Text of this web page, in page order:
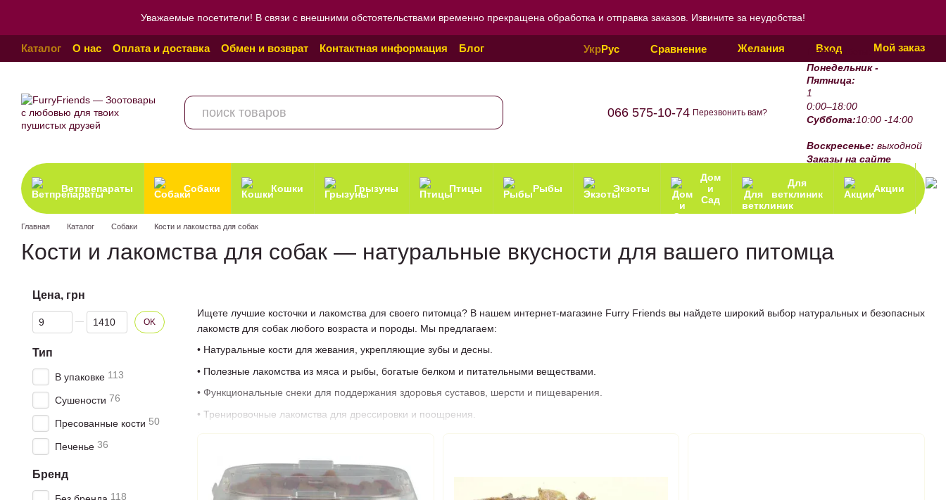
Уважаемые посетители! В связи с внешними обстоятельствами временно прекращена обработка и отправка заказов. Извините за неудобства!
Каталог О нас Оплата и доставка Обмен и возврат Контактная информация
Блог
Пользовательское соглашение
Отзывы о магазине Политика конфиденциальности
УкрРус Сравнение Желания Вход Мой заказ
066 575-10-74 Перезвонить вам?
График работы:
Понедельник -
Пятница:
1
0:00–18:00
Суббота:10:00 -14:00
Воскресенье: выходной
Заказы на сайте
Ветпрепараты
Собаки Кошки Грызуны Птицы Рыбы Экзоты
Дом
и
Сад
Для
ветклиник
Акции
Главная Каталог Собаки Кости и лакомства для собак
Кости и лакомства для собак — натуральные вкусности для вашего питомца
Ищете лучшие косточки и лакомства для своего питомца? В нашем интернет-магазине Furry Friends вы найдете широкий выбор натуральных и безопасных
лакомств для собак любого возраста и породы. Мы предлагаем:
• Натуральные кости для жевания, укрепляющие зубы и десны.
• Полезные лакомства из мяса и рыбы, богатые белком и питательными веществами.
• Функциональные снеки для поддержания здоровья суставов, шерсти и пищеварения.
• Тренировочные лакомства для дрессировки и поощрения.
Почему стоит покупать у нас?
• Большой ассортимент для разных пород и размеров собак.
Цена, грн
От Цена, грн
До Цена, грн
OK
Тип
В упаковке 113
Сушености 76
Пресованные кости 50
Печенье 36
Бренд
118